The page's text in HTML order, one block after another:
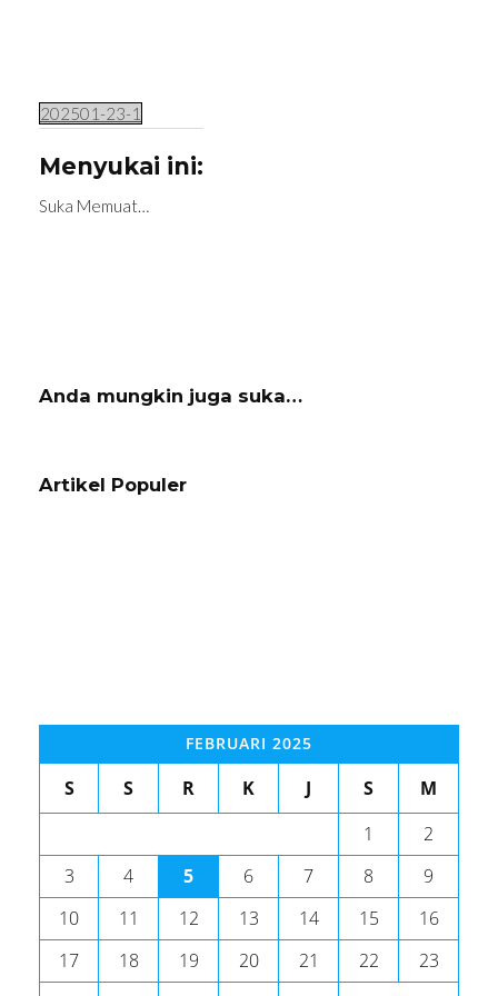
202501-23-1
Menyukai ini:
Suka Memuat…
Navigasi
Anda mungkin juga suka…
Artikel Populer
FEBRUARI 2025
S S R K J S
M
1
2
3
4 5 6 7 8
9
10
11 12 13 14 15
16
17
18 19 20 21 22
23